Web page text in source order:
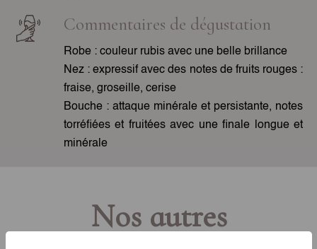
Commentaires de dégustation
Robe : couleur rubis avec une belle brillance
Nez : expressif avec des notes de fruits rouges :
fraise, groseille, cerise
Bouche : attaque minérale et persistante, notes
torréfiées et fruitées avec une finale longue et
minérale
Nos autres